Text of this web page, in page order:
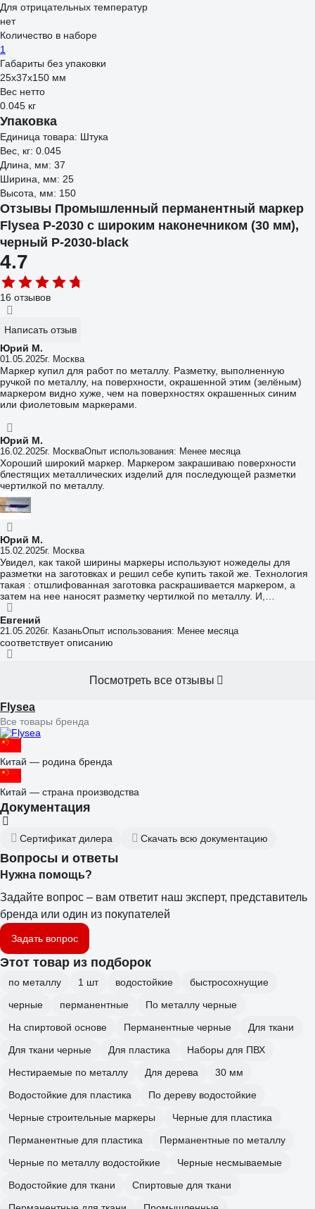
Для отрицательных температур
нет
Количество в наборе
1
Габариты без упаковки
25x37x150 мм
Вес нетто
0.045 кг
Упаковка
Единица товара: Штука
Вес, кг: 0.045
Длина, мм: 37
Ширина, мм: 25
Высота, мм: 150
Отзывы Промышленный перманентный маркер
Flysea P-2030 с широким наконечником (30 мм),
черный P-2030-black
4.7
16 отзывов
Написать отзыв
Юрий М.
01.05.2025г. Москва
Маркер купил для работ по металлу. Разметку, выполненную
ручкой по металлу, на поверхности, окрашенной этим (зелёным)
маркером видно хуже, чем на поверхностях окрашенных синим
или фиолетовым маркерами.
Юрий М.
16.02.2025г. МоскваОпыт использования: Менее месяца
Хороший широкий маркер. Маркером закрашиваю поверхности
блестящих металлических изделий для последующей разметки
чертилкой по металлу.
Юрий М.
15.02.2025г. Москва
Увидел, как такой ширины маркеры используют ножеделы для
разметки на заготовках и решил себе купить такой же. Технология
такая : отшлифованная заготовка раскрашивается маркером, а
затем на нее наносят разметку чертилкой по металлу. И,
действительно, разметка видна лучше.
Евгений
21.05.2026г. КазаньОпыт использования: Менее месяца
соответствует описанию
Посмотреть все отзывы
Flysea
Все товары бренда
Китай — родина бренда
Китай — страна производства
Документация
Сертификат дилера Скачать всю документацию
Вопросы и ответы
Нужна помощь?
Задайте вопрос – вам ответит наш эксперт, представитель
бренда или один из покупателей
Задать вопрос
Этот товар из подборок
по металлу 1 шт водостойкие
быстросохнущие
черные
перманентные
По металлу черные
На спиртовой основе
Перманентные черные
Для ткани
Для ткани черные
Для пластика
Наборы для ПВХ
Нестираемые по металлу
Для дерева
30 мм
Водостойкие для пластика
По дереву водостойкие
Черные строительные маркеры
Черные для пластика
Перманентные для пластика
Перманентные по металлу
Черные по металлу водостойкие
Черные несмываемые
Водостойкие для ткани
Спиртовые для ткани